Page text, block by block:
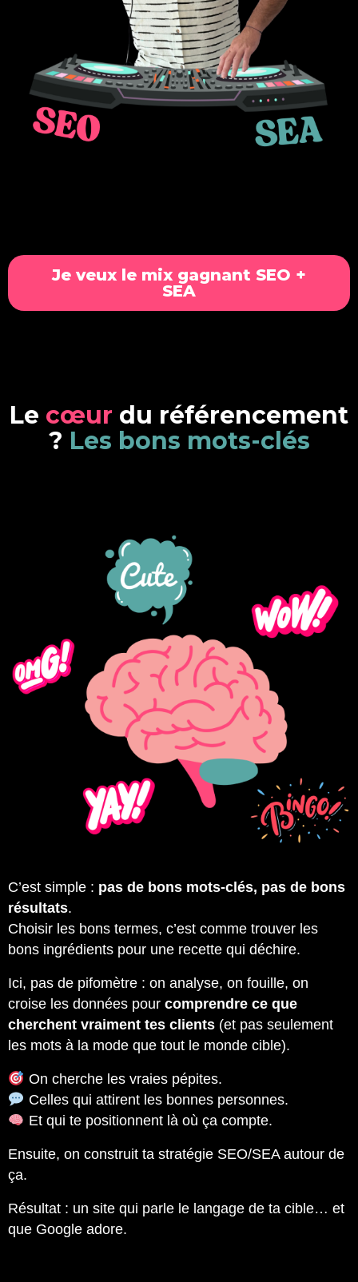
Je veux le mix gagnant SEO +
SEA
Le cœur du référencement
? Les bons mots-clés
C’est simple : pas de bons mots-clés, pas de bons
résultats.
Choisir les bons termes, c’est comme trouver les
bons ingrédients pour une recette qui déchire.
Ici, pas de pifomètre : on analyse, on fouille, on
croise les données pour comprendre ce que
cherchent vraiment tes clients (et pas seulement
les mots à la mode que tout le monde cible).
On cherche les vraies pépites.
Celles qui attirent les bonnes personnes.
Et qui te positionnent là où ça compte.
Ensuite, on construit ta stratégie SEO/SEA autour de
ça.
Résultat : un site qui parle le langage de ta cible… et
que Google adore.